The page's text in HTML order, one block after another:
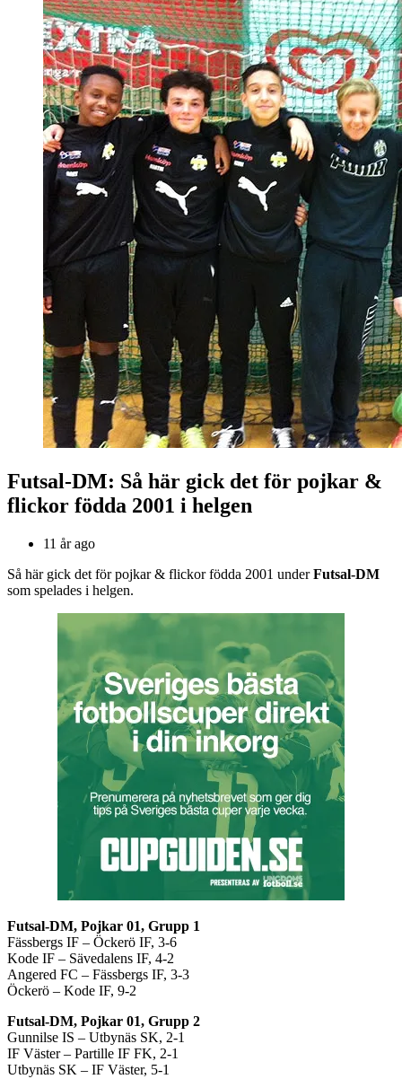
Futsal-DM: Så här gick det för pojkar &
flickor födda 2001 i helgen
11 år ago
Så här gick det för pojkar & flickor födda 2001 underFutsal-DM
som spelades i helgen.
Futsal-DM, Pojkar 01, Grupp 1
Fässbergs IF – Öckerö IF, 3-6
Kode IF – Sävedalens IF, 4-2
Angered FC – Fässbergs IF, 3-3
Öckerö – Kode IF, 9-2
Futsal-DM, Pojkar 01, Grupp 2
Gunnilse IS – Utbynäs SK, 2-1
IF Väster – Partille IF FK, 2-1
Utbynäs SK – IF Väster, 5-1